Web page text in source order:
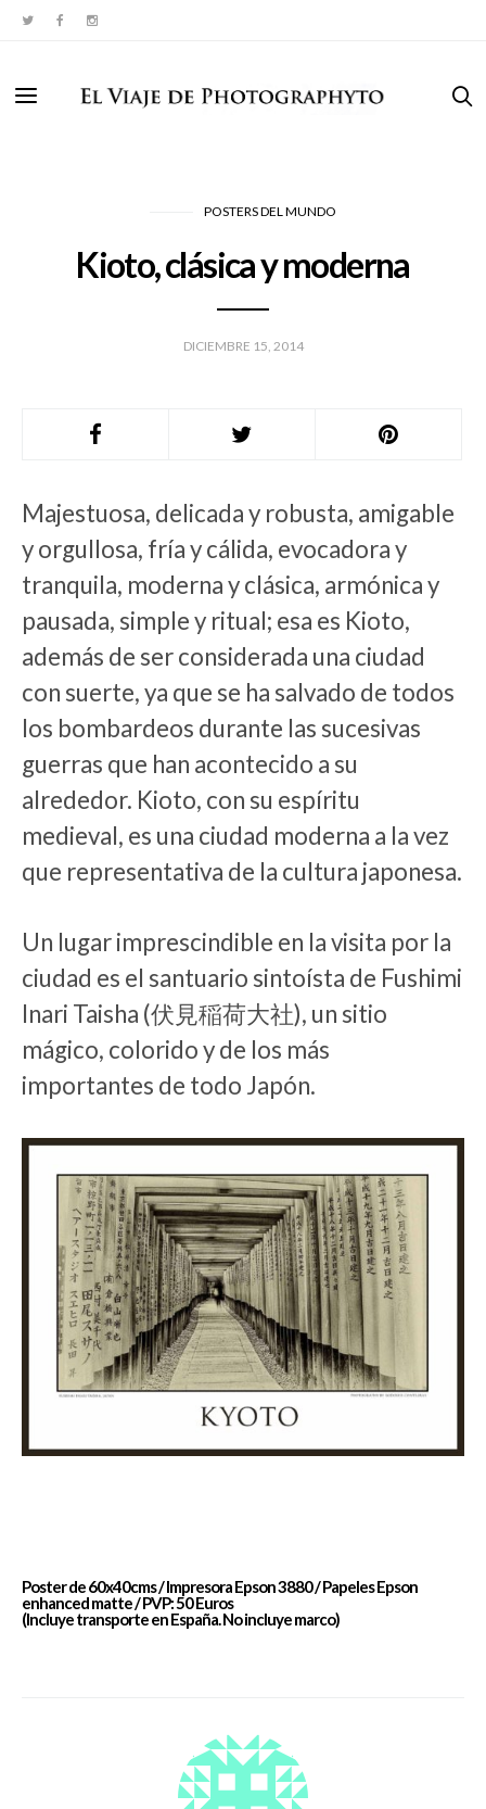
POSTERS DEL MUNDO
Kioto, clásica y moderna
DICIEMBRE 15, 2014
Majestuosa, delicada y robusta, amigable
y orgullosa, fría y cálida, evocadora y
tranquila, moderna y clásica, armónica y
pausada, simple y ritual; esa es Kioto,
además de ser considerada una ciudad
con suerte, ya que se ha salvado de todos
los bombardeos durante las sucesivas
guerras que han acontecido a su
alrededor. Kioto, con su espíritu
medieval, es una ciudad moderna a la vez
que representativa de la cultura japonesa.
Un lugar imprescindible en la visita por la
ciudad es el santuario sintoísta de Fushimi
Inari Taisha (伏見稲荷大社), un sitio
mágico, colorido y de los más
importantes de todo Japón.
Poster de 60x40cms / Impresora Epson 3880 / Papeles Epson
enhanced matte / PVP: 50 Euros
(Incluye transporte en España. No incluye marco)